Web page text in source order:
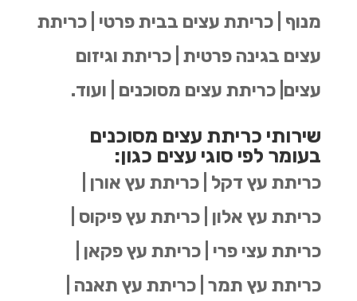
מנוף | כריתת עצים בבית פרטי | כריתת
עצים בגינה פרטית | כריתת וגיזום
עצים| כריתת עצים מסוכנים | ועוד.
שירותי כריתת עצים מסוכנים
בעומר לפי סוגי עצים כגון:
כריתת עץ דקל | כריתת עץ אורן |
כריתת עץ אלון | כריתת עץ פיקוס |
כריתת עצי פרי | כריתת עץ פקאן |
כריתת עץ תמר | כריתת עץ תאנה |